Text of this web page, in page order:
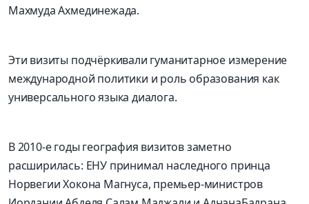
МахмудаАхмединежада.
Эти визиты подчёркивали гуманитарное измерение
международной политики и роль образования как
универсального языка диалога.
В 2010-е годы география визитовзаметно
расширилась: ЕНУ принимал наследного принца
НорвегииХокона Магнуса, премьер-министров